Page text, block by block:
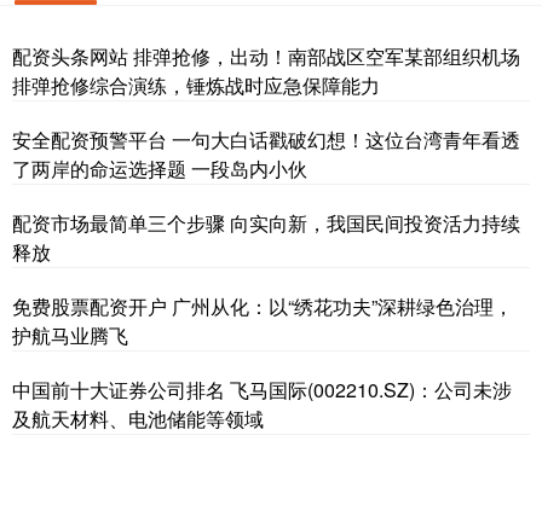
配资头条网站 排弹抢修，出动！南部战区空军某部组织机场
排弹抢修综合演练，锤炼战时应急保障能力
安全配资预警平台 一句大白话戳破幻想！这位台湾青年看透
了两岸的命运选择题 一段岛内小伙
配资市场最简单三个步骤 向实向新，我国民间投资活力持续
释放
免费股票配资开户 广州从化：以“绣花功夫”深耕绿色治理，
护航马业腾飞
中国前十大证券公司排名 飞马国际(002210.SZ)：公司未涉
及航天材料、电池储能等领域